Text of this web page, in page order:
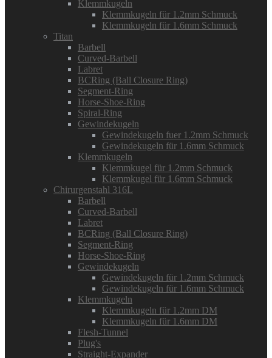
Klemmkugeln
Klemmkugeln für 1.2mm Schmuck
Klemmkugeln für 1.6mm Schmuck
Titan
Barbell
Curved-Barbell
Labret
BCRing (Ball Closure Ring)
Segment-Ring
Horse-Shoe-Ring
Spiral-Ring
Gewindekugeln
Gewindekugeln fuer 1.2mm Schmuck
Gewindekugeln für 1.6mm Schmuck
Klemmkugeln
Klemmkugel für 1.2mm Schmuck
Klemmkugel für 1.6mm Schmuck
Chirurgenstahl 316L
Barbell
Curved-Barbell
Labret
BCRing (Ball Closure Ring)
Segment-Ring
Horse-Shoe-Ring
Gewindekugeln
Gewindekugeln für 1.2mm Schmuck
Gewindekugeln für 1.6mm Schmuck
Klemmkugeln
Klemmkugeln für 1.2mm DM
Klemmkugeln für 1.6mm DM
Flesh-Tunnel
Plug's
Straight-Expander